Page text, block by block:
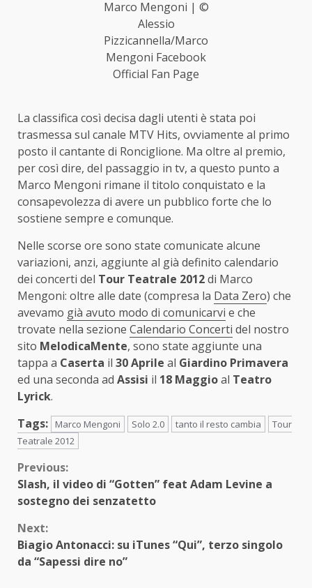
Marco Mengoni | ©
Alessio
Pizzicannella/Marco
Mengoni Facebook
Official Fan Page
La classifica così decisa dagli utenti è stata poi
trasmessa sul canale MTV Hits, ovviamente al primo
posto il cantante di Ronciglione. Ma oltre al premio,
per così dire, del passaggio in tv, a questo punto a
Marco Mengoni rimane il titolo conquistato e la
consapevolezza di avere un pubblico forte che lo
sostiene sempre e comunque.
Nelle scorse ore sono state comunicate alcune
variazioni, anzi, aggiunte al già definito calendario
dei concerti del Tour Teatrale 2012di Marco
Mengoni: oltre alle date (compresa la Data Zero) che
avevamo già avuto modo di comunicarvi e che
trovate nella sezione Calendario Concerti del nostro
sito MelodicaMente, sono state aggiunte una
tappa a Caserta il 30 Aprile al Giardino Primavera
ed una seconda ad Assisi il 18 Maggioal Teatro
Lyrick.
Tags:
Marco Mengoni Solo 2.0 tanto il resto cambia
Tour
Teatrale 2012
Continue
Reading
Previous:
Slash, il video di “Gotten” feat Adam Levine a
sostegno dei senzatetto
Next:
Biagio Antonacci: su iTunes “Qui”, terzo singolo
da “Sapessi dire no”